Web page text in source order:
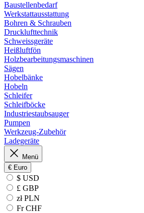
Baustellenbedarf
Werkstattausstattung
Bohren & Schrauben
Drucklufttechnik
Schweissgeräte
Heißluftfön
Holzbearbeitungsmaschinen
Sägen
Hobelbänke
Hobeln
Schleifer
Schleifböcke
Industriestaubsauger
Pumpen
Werkzeug-Zubehör
Ladegeräte
Menü
€ Euro
$ USD
£ GBP
zł PLN
Fr CHF